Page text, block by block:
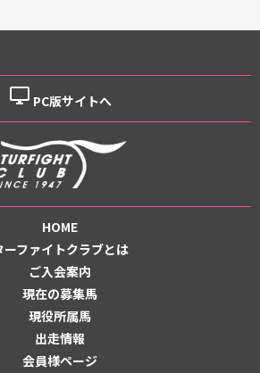
desktop_windows PC版サイトへ
HOME
ーファイトクラブとは
ご入会案内
現在の募集馬
現役所属馬
出走情報
会員様ページ